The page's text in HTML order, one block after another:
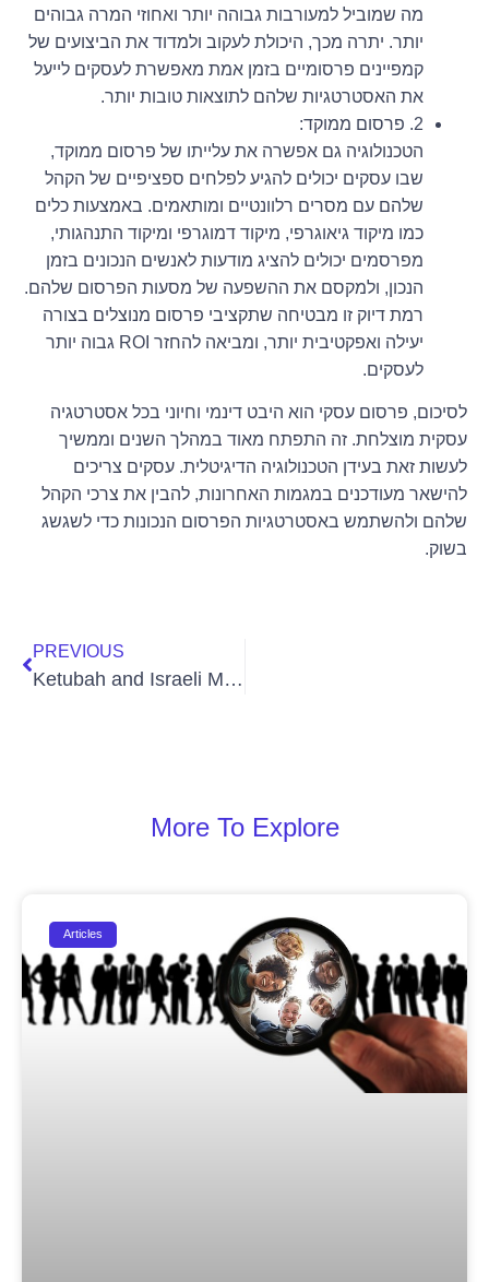
מה שמוביל למעורבות גבוהה יותר ואחוזי המרה גבוהים
יותר. יתרה מכך, היכולת לעקוב ולמדוד את הביצועים של
קמפיינים פרסומיים בזמן אמת מאפשרת לעסקים לייעל
את האסטרטגיות שלהם לתוצאות טובות יותר.
2. פרסום ממוקד:
הטכנולוגיה גם אפשרה את עלייתו של פרסום ממוקד,
שבו עסקים יכולים להגיע לפלחים ספציפיים של הקהל
שלהם עם מסרים רלוונטיים ומותאמים. באמצעות כלים
כמו מיקוד גיאוגרפי, מיקוד דמוגרפי ומיקוד התנהגותי,
מפרסמים יכולים להציג מודעות לאנשים הנכונים בזמן
הנכון, ולמקסם את ההשפעה של מסעות הפרסום שלהם.
רמת דיוק זו מבטיחה שתקציבי פרסום מנוצלים בצורה
יעילה ואפקטיבית יותר, ומביאה להחזר ROI גבוה יותר
לעסקים.
לסיכום, פרסום עסקי הוא היבט דינמי וחיוני בכל אסטרטגיה
עסקית מוצלחת. זה התפתח מאוד במהלך השנים וממשיך
לעשות זאת בעידן הטכנולוגיה הדיגיטלית. עסקים צריכים
להישאר מעודכנים במגמות האחרונות, להבין את צרכי הקהל
שלהם ולהשתמש באסטרטגיות הפרסום הנכונות כדי לשגשג
בשוק.
PREVIOUS
Ketubah and Israeli Marriage Laws: Rights and Obligations
More To Explore
Articles